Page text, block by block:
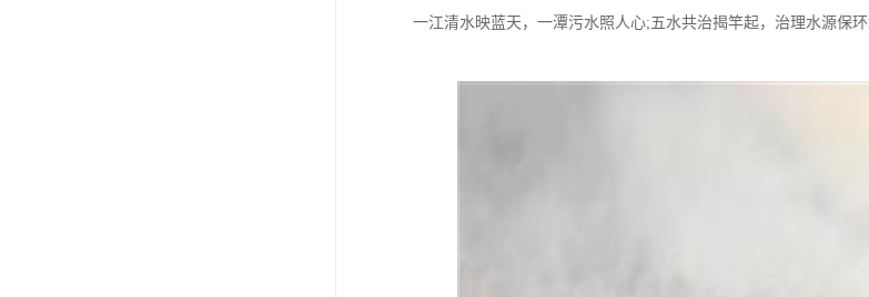
一江清水映蓝天，一潭污水照人心;五水共治揭竿起，治理水源保